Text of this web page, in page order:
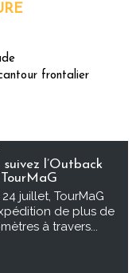
frontalier
l’Outback
juillet, TourMaG
de plus de
à travers...